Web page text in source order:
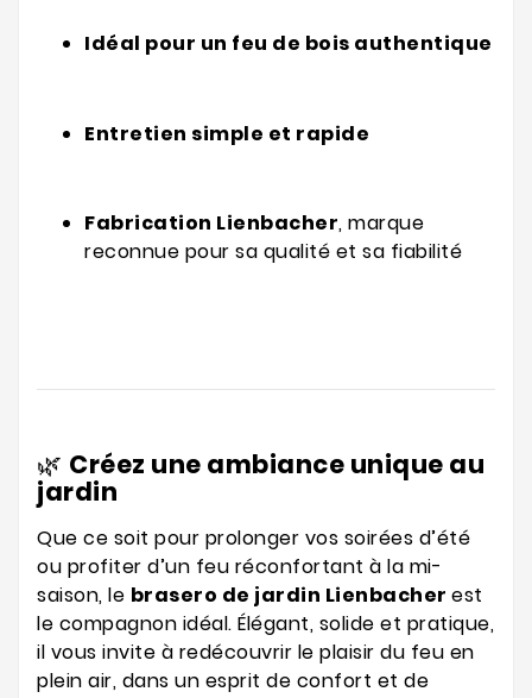
Idéal pour un feu de bois authentique
Entretien simple et rapide
Fabrication Lienbacher, marque
reconnue pour sa qualité et sa fiabilité
🌿 Créez une ambiance unique au
jardin
Que ce soit pour prolonger vos soirées d’été
ou profiter d’un feu réconfortant à la mi-
saison, le brasero de jardin Lienbacher est
le compagnon idéal. Élégant, solide et pratique,
il vous invite à redécouvrir le plaisir du feu en
plein air, dans un esprit de confort et de